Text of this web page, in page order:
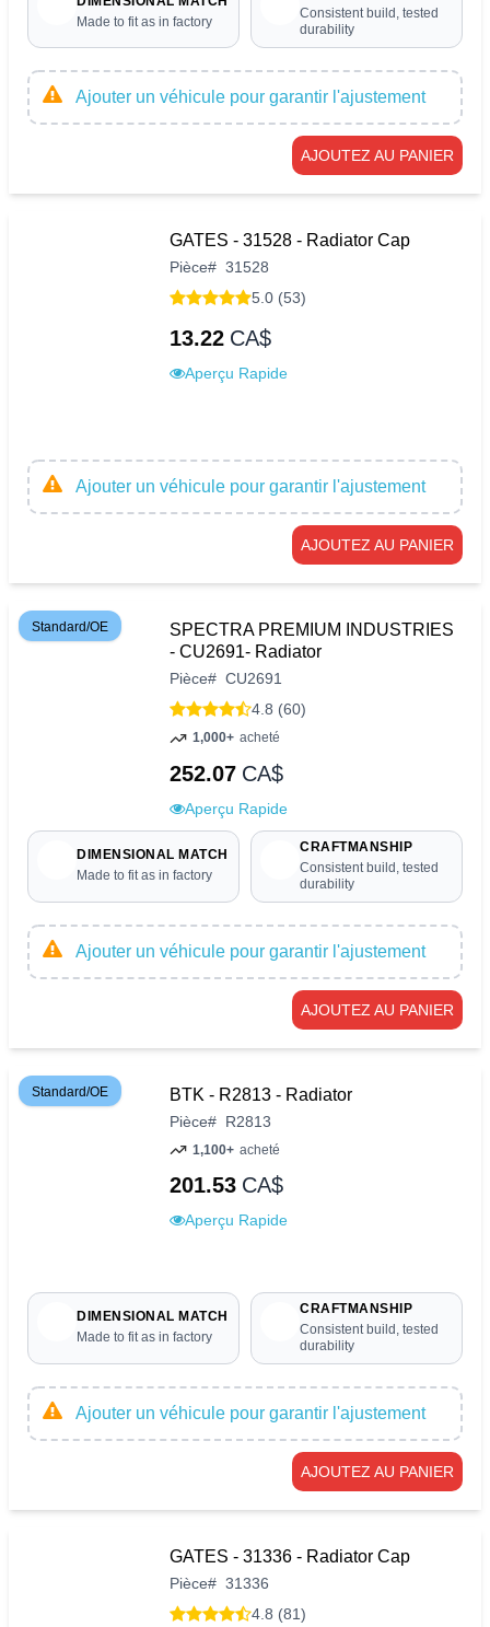
Made to fit as in factory
Consistent build, tested
durability
Ajouter un véhicule pour garantir l'ajustement
AJOUTEZ AU PANIER
GATES - 31528 - Radiator Cap
Pièce# 31528
5.0 (53)
13.22 CA$
Aperçu Rapide
Ajouter un véhicule pour garantir l'ajustement
AJOUTEZ AU PANIER
Standard/OE
SPECTRA PREMIUM INDUSTRIES
- CU2691- Radiator
Pièce# CU2691
4.8 (60)
1,000+ acheté
252.07 CA$
Aperçu Rapide
DIMENSIONAL MATCH
Made to fit as in factory
CRAFTMANSHIP
Consistent build, tested
durability
Ajouter un véhicule pour garantir l'ajustement
AJOUTEZ AU PANIER
Standard/OE BTK - R2813 - Radiator
Pièce# R2813
1,100+ acheté
201.53 CA$
Aperçu Rapide
DIMENSIONAL MATCH
Made to fit as in factory
CRAFTMANSHIP
Consistent build, tested
durability
Ajouter un véhicule pour garantir l'ajustement
AJOUTEZ AU PANIER
GATES - 31336 - Radiator Cap
Pièce# 31336
4.8 (81)